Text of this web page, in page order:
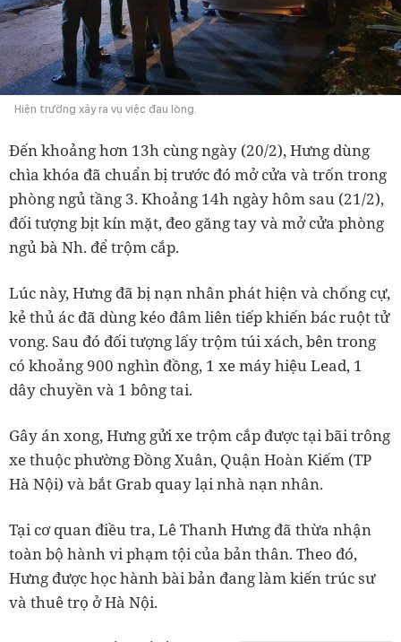
Hiện trường xảy ra vụ việc đau lòng.
Đến khoảng hơn 13h cùng ngày (20/2), Hưng dùng
chìa khóa đã chuẩn bị trước đó mở cửa và trốn trong
phòng ngủ tầng 3. Khoảng 14h ngày hôm sau (21/2),
đối tượng bịt kín mặt, đeo găng tay và mở cửa phòng
ngủ bà Nh. để trộm cắp.
Lúc này, Hưng đã bị nạn nhân phát hiện và chống cự,
kẻ thủ ác đã dùng kéo đâm liên tiếp khiến bác ruột tử
vong. Sau đó đối tượng lấy trộm túi xách, bên trong
có khoảng 900 nghìn đồng, 1 xe máy hiệu Lead, 1
dây chuyền và 1 bông tai.
Gây án xong, Hưng gửi xe trộm cắp được tại bãi trông
xe thuộc phường Đồng Xuân, Quận Hoàn Kiếm (TP
Hà Nội) và bắt Grab quay lại nhà nạn nhân.
Tại cơ quan điều tra, Lê Thanh Hưng đã thừa nhận
toàn bộ hành vi phạm tội của bản thân. Theo đó,
Hưng được học hành bài bản đang làm kiến trúc sư
và thuê trọ ở Hà Nội.